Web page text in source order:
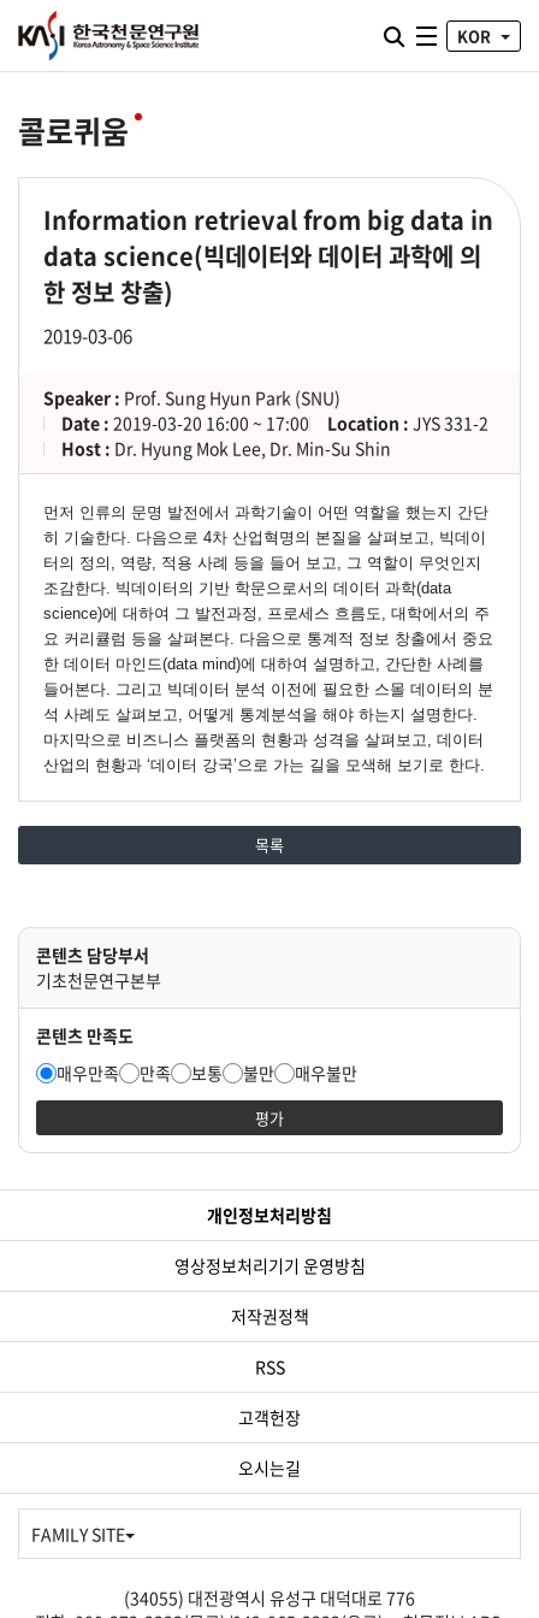
통합검색 열기
전체메뉴
KOR
콜로퀴움
Information retrieval from big data in
data science(빅데이터와 데이터 과학에 의
한 정보 창출)
2019-03-06
Speaker : Prof. Sung Hyun Park (SNU)
Date : 2019-03-20 16:00 ~ 17:00 Location : JYS 331-2
Host : Dr. Hyung Mok Lee, Dr. Min-Su Shin
먼저 인류의 문명 발전에서 과학기술이 어떤 역할을 했는지 간단
히 기술한다. 다음으로 4차 산업혁명의 본질을 살펴보고, 빅데이
터의 정의, 역량, 적용 사례 등을 들어 보고, 그 역할이 무엇인지
조감한다. 빅데이터의 기반 학문으로서의 데이터 과학(data
science)에 대하여 그 발전과정, 프로세스 흐름도, 대학에서의 주
요 커리큘럼 등을 살펴본다. 다음으로 통계적 정보 창출에서 중요
한 데이터 마인드(data mind)에 대하여 설명하고, 간단한 사례를
들어본다. 그리고 빅데이터 분석 이전에 필요한 스몰 데이터의 분
석 사례도 살펴보고, 어떻게 통계분석을 해야 하는지 설명한다.
마지막으로 비즈니스 플랫폼의 현황과 성격을 살펴보고, 데이터
산업의 현황과 ‘데이터 강국’으로 가는 길을 모색해 보기로 한다.
목록
콘텐츠 담당부서
기초천문연구본부
콘텐츠 만족도
매우만족
만족 보통 불만 매우불만
평가
개인정보처리방침
영상정보처리기기 운영방침
저작권정책
RSS
고객헌장
오시는길
FAMILY SITE
(34055) 대전광역시 유성구 대덕대로 776